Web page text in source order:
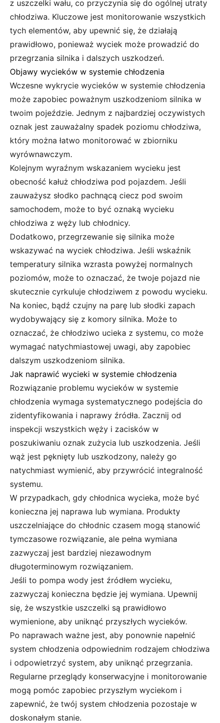
z uszczelki wału, co przyczynia się do ogólnej utraty
chłodziwa. Kluczowe jest monitorowanie wszystkich
tych elementów, aby upewnić się, że działają
prawidłowo, ponieważ wyciek może prowadzić do
przegrzania silnika i dalszych uszkodzeń.
Objawy wycieków w systemie chłodzenia
Wczesne wykrycie wycieków w systemie chłodzenia
może zapobiec poważnym uszkodzeniom silnika w
twoim pojeździe. Jednym z najbardziej oczywistych
oznak jest zauważalny spadek poziomu chłodziwa,
który można łatwo monitorować w zbiorniku
wyrównawczym.
Kolejnym wyraźnym wskazaniem wycieku jest
obecność kałuż chłodziwa pod pojazdem. Jeśli
zauważysz słodko pachnącą ciecz pod swoim
samochodem, może to być oznaką wycieku
chłodziwa z węży lub chłodnicy.
Dodatkowo, przegrzewanie się silnika może
wskazywać na wyciek chłodziwa. Jeśli wskaźnik
temperatury silnika wzrasta powyżej normalnych
poziomów, może to oznaczać, że twoje pojazd nie
skutecznie cyrkuluje chłodziwem z powodu wycieku.
Na koniec, bądź czujny na parę lub słodki zapach
wydobywający się z komory silnika. Może to
oznaczać, że chłodziwo ucieka z systemu, co może
wymagać natychmiastowej uwagi, aby zapobiec
dalszym uszkodzeniom silnika.
Jak naprawić wycieki w systemie chłodzenia
Rozwiązanie problemu wycieków w systemie
chłodzenia wymaga systematycznego podejścia do
zidentyfikowania i naprawy źródła. Zacznij od
inspekcji wszystkich węży i zacisków w
poszukiwaniu oznak zużycia lub uszkodzenia. Jeśli
wąż jest pęknięty lub uszkodzony, należy go
natychmiast wymienić, aby przywrócić integralność
systemu.
W przypadkach, gdy chłodnica wycieka, może być
konieczna jej naprawa lub wymiana. Produkty
uszczelniające do chłodnic czasem mogą stanowić
tymczasowe rozwiązanie, ale pełna wymiana
zazwyczaj jest bardziej niezawodnym
długoterminowym rozwiązaniem.
Jeśli to pompa wody jest źródłem wycieku,
zazwyczaj konieczna będzie jej wymiana. Upewnij
się, że wszystkie uszczelki są prawidłowo
wymienione, aby uniknąć przyszłych wycieków.
Po naprawach ważne jest, aby ponownie napełnić
system chłodzenia odpowiednim rodzajem chłodziwa
i odpowietrzyć system, aby uniknąć przegrzania.
Regularne przeglądy konserwacyjne i monitorowanie
mogą pomóc zapobiec przyszłym wyciekom i
zapewnić, że twój system chłodzenia pozostaje w
doskonałym stanie.